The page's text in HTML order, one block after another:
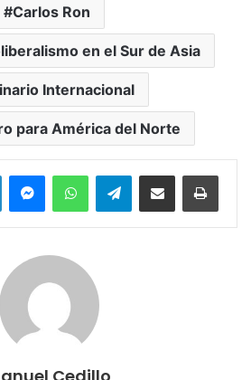
Carlos Ron
en el Sur de Asia
Internacional
para América del Norte
LinkedInMessengerWhatsAppTelegramCompartir por correo electrónico